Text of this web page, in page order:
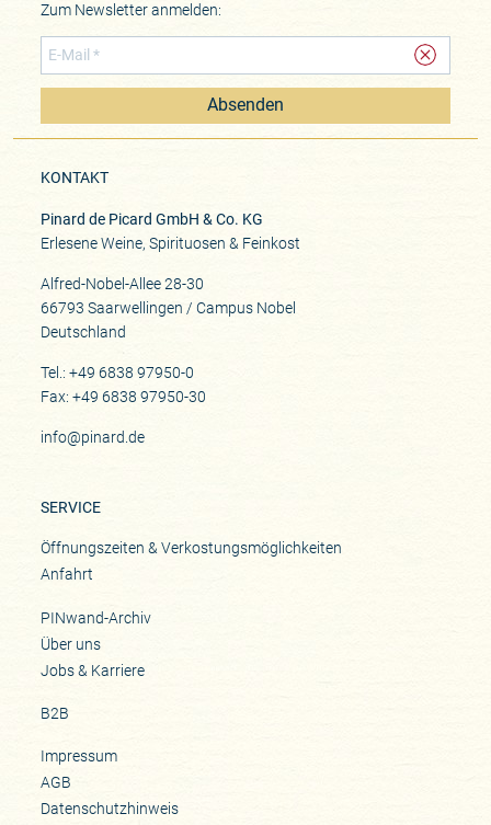
Zum Newsletter anmelden:
Absenden
KONTAKT
Pinard de Picard GmbH & Co. KG
Erlesene Weine, Spirituosen & Feinkost
Alfred-Nobel-Allee 28-30
66793 Saarwellingen / Campus Nobel
Deutschland
Tel.: +49 6838 97950-0
Fax: +49 6838 97950-30
info@pinard.de
SERVICE
Öffnungszeiten & Verkostungsmöglichkeiten
Anfahrt
PINwand-Archiv
Über uns
Jobs & Karriere
B2B
Impressum
AGB
Datenschutzhinweis